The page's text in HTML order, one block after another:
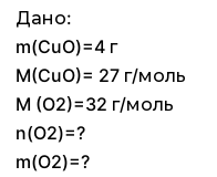
Дано:
m(CuO)=4 г
M(CuO)= 27 г/моль
M (O2)=32 г/моль
n(O2)=?
m(O2)=?